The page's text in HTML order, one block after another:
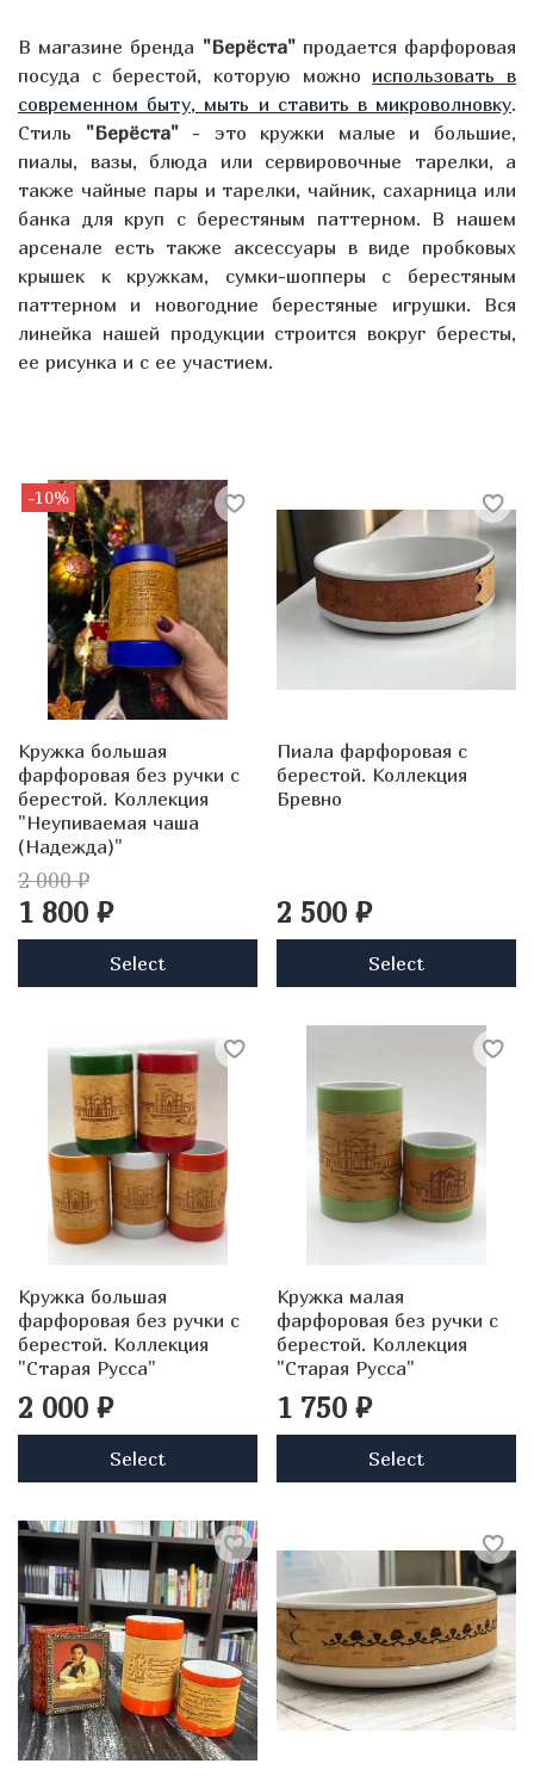
В магазине бренда "Берёста"продается фарфоровая
посуда с берестой, которую можно использовать в
современном быту, мыть и ставить в микроволновку.
Стиль "Берёста"- это кружки малые и большие,
пиалы, вазы, блюда или сервировочные тарелки, а
также чайные пары и тарелки, чайник, сахарница или
банка для круп с берестяным паттерном. В нашем
арсенале есть также аксессуары в виде пробковых
крышек к кружкам, сумки-шопперы с берестяным
паттерном и новогодние берестяные игрушки. Вся
линейка нашей продукции строится вокруг бересты,
ее рисунка и с ее участием.
-10%
Кружка большая
фарфоровая без ручки с
берестой. Коллекция
"Неупиваемая чаша
(Надежда)"
2 000 ₽
1 800 ₽
Select
Пиала фарфоровая с
берестой. Коллекция
Бревно
2 500 ₽
Select
Кружка большая
фарфоровая без ручки с
берестой. Коллекция
"Старая Русса"
2 000 ₽
Select
Кружка малая
фарфоровая без ручки с
берестой. Коллекция
"Старая Русса"
1 750 ₽
Select